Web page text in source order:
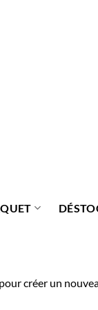
créer un